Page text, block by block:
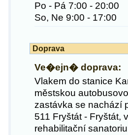
Po - Pá 7:00 - 20:00
So, Ne 9:00 - 17:00
Doprava
Ve�ejn� doprava:
Vlakem do stanice
městskou
zastávka se nachází
511 Fryštát - Fryštát,
rehabilitační